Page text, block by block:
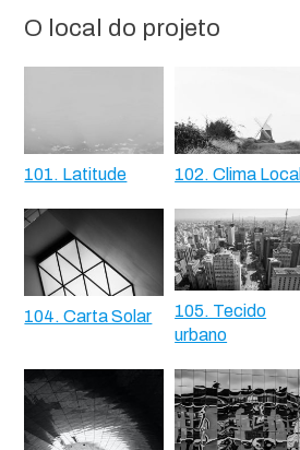
O local do projeto
101. Latitude 102. Clima Local
104. Carta Solar
105. Tecido
urbano